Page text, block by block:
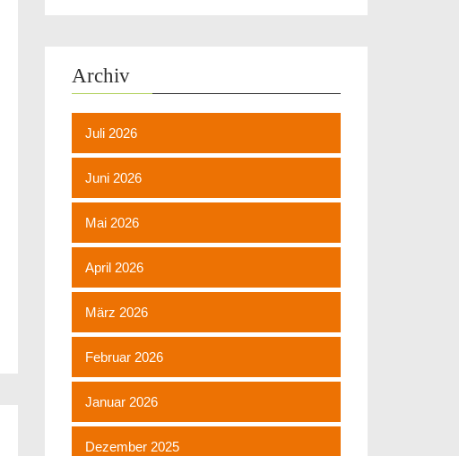
erna-wagner-hehmke
hehmke.php
Archiv
Juli 2026
Juni 2026
Mai 2026
April 2026
März 2026
Februar 2026
Januar 2026
Dezember 2025